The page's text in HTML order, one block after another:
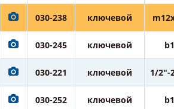
030-238 ключевой
030-245 ключевой
030-221 ключевой 1/2"-
030-252 ключевой